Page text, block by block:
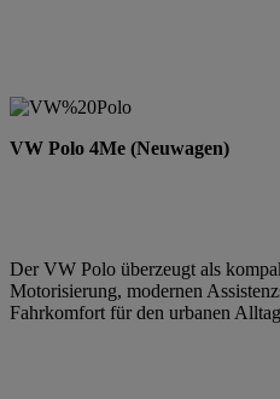
VW Polo 4Me (Neuwagen)
Der VW Polo überzeugt als
Motorisierung, modernen
Fahrkomfort für den urbanen